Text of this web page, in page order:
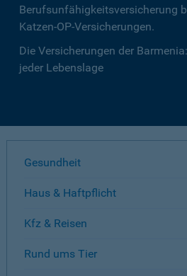
Berufsunfähigkeitsversicherung
Katzen-OP-Versicherungen.
Die Versicherungen der
jeder Lebenslage
Gesundheit
Haus & Haftpflicht
Kfz & Reisen
Rund ums Tier